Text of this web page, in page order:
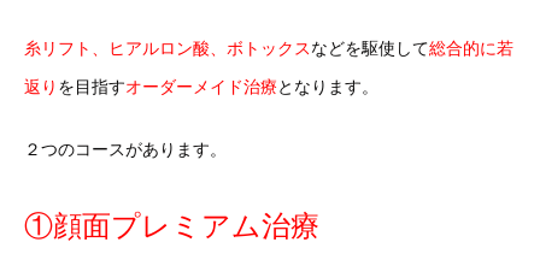
糸リフト、ヒアルロン酸、ボトックス などを駆使して総合的に若
返り を目指すオーダーメイド治療 となります。
２つのコースがあります。
①顔面プレミアム治療